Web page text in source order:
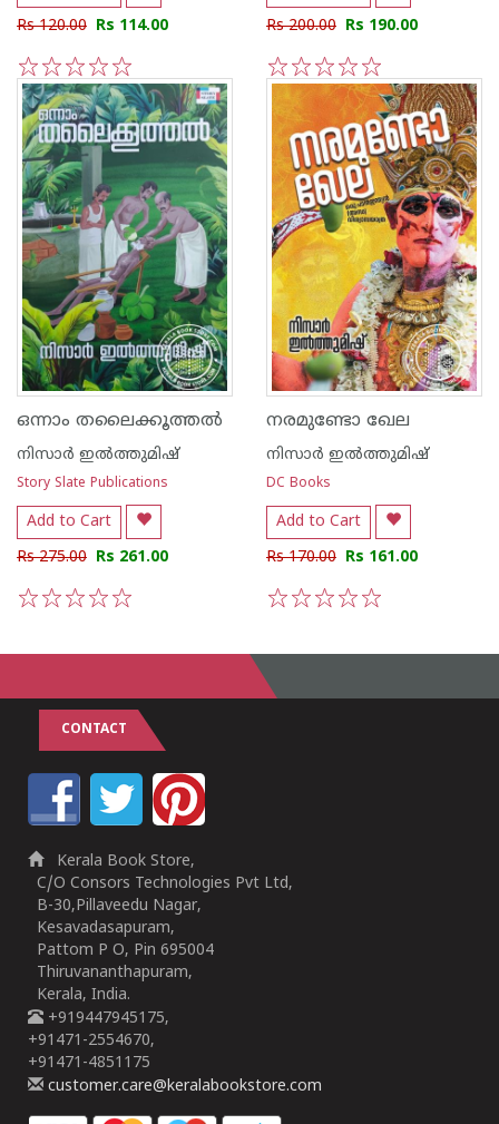
Rs 120.00 Rs 114.00
5
4
3
2
1
Rs 200.00 Rs 190.00
5
4
3
2
1
ഒന്നാം തലൈക്കൂത്തൽ
നിസാർ ഇൽത്തുമിഷ്
Story Slate Publications
Add to Cart
Rs 275.00 Rs 261.00
നരമുണ്ടോ ഖേല
നിസാർ ഇൽത്തുമിഷ്
DC Books
Add to Cart
Rs 170.00 Rs 161.00
CONTACT
Kerala Book Store,
C/O Consors Technologies Pvt Ltd,
B-30,Pillaveedu Nagar,
Kesavadasapuram,
Pattom P O, Pin 695004
Thiruvananthapuram,
Kerala, India.
+919447945175,
+91471-2554670,
+91471-4851175
customer.care@keralabookstore.com